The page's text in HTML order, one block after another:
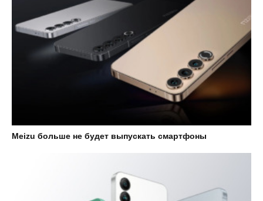
Meizu больше не будет выпускать смартфоны